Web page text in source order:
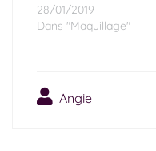
28/01/2019
Dans "Maquillage"
Angie